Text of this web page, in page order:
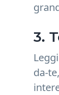
3.
da-